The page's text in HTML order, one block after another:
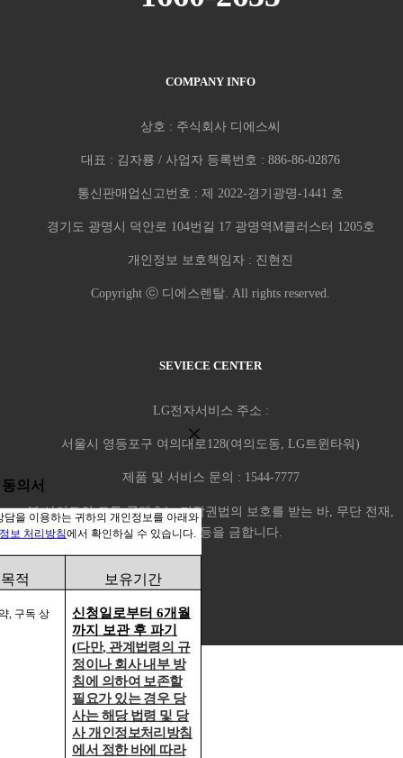
COMPANY INFO
상호 : 주식회사 디에스씨
대표 : 김자룡 / 사업자 등록번호 : 886-86-02876
통신판매업신고번호 : 제 2022-경기광명-1441 호
경기도 광명시 덕안로 104번길 17 광명역M클러스터 1205호
개인정보 보호책임자 : 진현진
Copyright ⓒ 디에스렌탈. All rights reserved.
SEVIECE CENTER
LG전자서비스 주소 :
서울시 영등포구 여의대로128(여의도동, LG트윈타워)
제품 및 서비스 문의 : 1544-7777
본 사이트의 모든 콘텐츠는 저작권법의 보호를 받는 바, 무단 전재,
복사, 배포 등을 금합니다.
의서
담을 이용하는 귀하의 개인정보를 아래와
보 처리방침에서 확인하실 수 있습니다
적 보유기간
구독 상 신청일로부터 6개월
까지 보관 후 파기
(다만, 관계법령의 규
정이나 회사 내부 방
침에 의하여 보존할
필요가 있는 경우 당
사는 해당 법령 및 당
사 개인정보처리방침
에서 정한 바에 따라